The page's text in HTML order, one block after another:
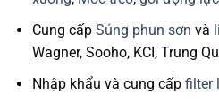
Cung cấp Súng phun sơn và
Wagner, Sooho, KCI, Trung
Nhập khẩu và cung cấp filter